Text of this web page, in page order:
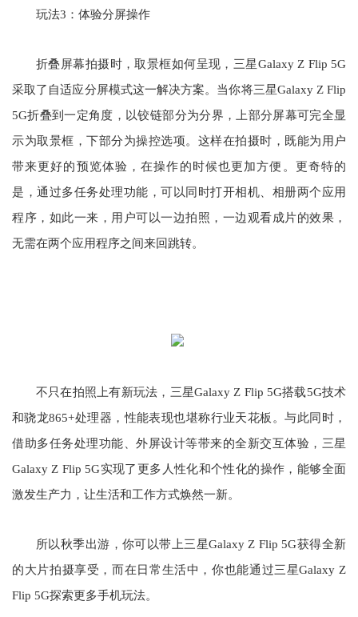
玩法3：体验分屏操作
折叠屏幕拍摄时，取景框如何呈现，三星Galaxy Z Flip 5G
采取了自适应分屏模式这一解决方案。当你将三星Galaxy Z Flip
5G折叠到一定角度，以铰链部分为分界，上部分屏幕可完全显
示为取景框，下部分为操控选项。这样在拍摄时，既能为用户
带来更好的预览体验，在操作的时候也更加方便。更奇特的
是，通过多任务处理功能，可以同时打开相机、相册两个应用
程序，如此一来，用户可以一边拍照，一边观看成片的效果，
无需在两个应用程序之间来回跳转。
不只在拍照上有新玩法，三星Galaxy Z Flip 5G搭载5G技术
和骁龙865+处理器，性能表现也堪称行业天花板。与此同时，
借助多任务处理功能、外屏设计等带来的全新交互体验，三星
Galaxy Z Flip 5G实现了更多人性化和个性化的操作，能够全面
激发生产力，让生活和工作方式焕然一新。
所以秋季出游，你可以带上三星Galaxy Z Flip 5G获得全新
的大片拍摄享受，而在日常生活中，你也能通过三星Galaxy Z
Flip 5G探索更多手机玩法。